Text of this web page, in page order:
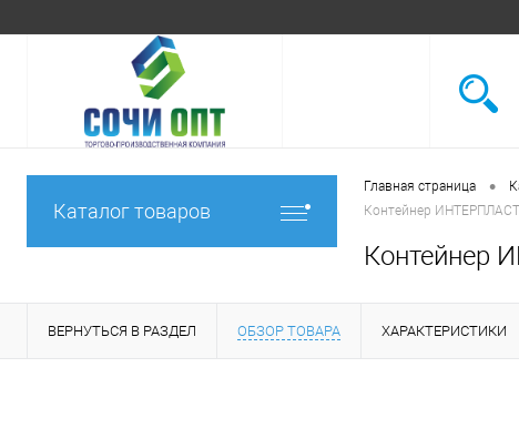
Каталог товаров
Главная страница •
Контейнер
Контейнер
ВЕРНУТЬСЯ В РАЗДЕЛ ОБЗОР ТОВАРА ХАРАКТЕРИСТИКИ